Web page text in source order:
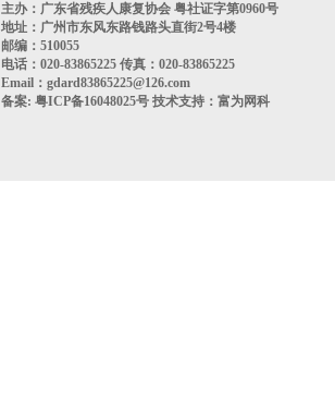
主办：广东省残疾人康复协会 粤社证字第0960号
地址：广州市东风东路钱路头直街2号4楼
邮编：510055
电话：020-83865225 传真：020-83865225
Email：gdard83865225@126.com
备案: 粤ICP备16048025号 技术支持： 富为网科